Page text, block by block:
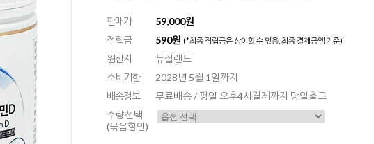
판매가
59,000원
적립금
590원 (*최종 적립금은 상이할 수 있음. 최종 결제금액 기준)
원산지
뉴질랜드
소비기한
2028년 5월 1일까지
배송정보
무료배송 / 평일 오후4시결제까지 당일출고
수량선택
(묶음할인)